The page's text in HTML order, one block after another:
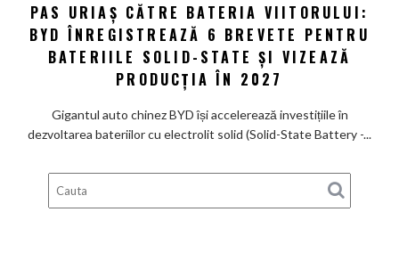
și
poartă
nume
Pas
uriaș
către
BYD
pentru
bateriile
PAS URIAȘ CĂTRE BATERIA VIITORULUI:
BYD ÎNREGISTREAZĂ 6 BREVETE PENTRU
BATERIILE SOLID-STATE ȘI VIZEAZĂ
PRODUCȚIA ÎN 2027
Gigantul auto chinez BYD își accelerează investițiile în
dezvoltarea bateriilor cu electrolit solid (Solid-State Battery -...